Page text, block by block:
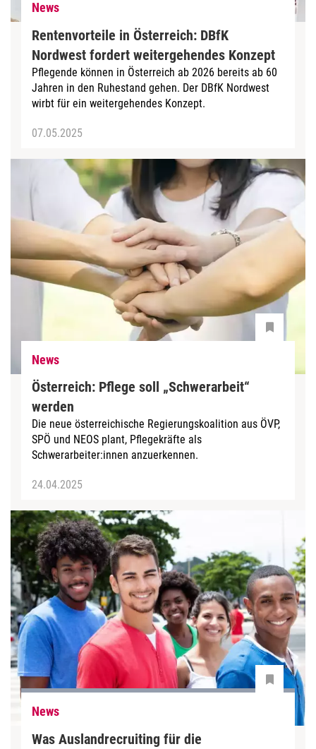
News
Rentenvorteile in Österreich: DBfK
Nordwest fordert weitergehendes Konzept
Pflegende können in Österreich ab 2026 bereits ab 60
Jahren in den Ruhestand gehen. Der DBfK Nordwest
wirbt für ein weitergehendes Konzept.
07.05.2025
News
Österreich: Pflege soll „Schwerarbeit“
werden
Die neue österreichische Regierungskoalition aus ÖVP,
SPÖ und NEOS plant, Pflegekräfte als
Schwerarbeiter:innen anzuerkennen.
24.04.2025
News
Was Auslandrecruiting für die